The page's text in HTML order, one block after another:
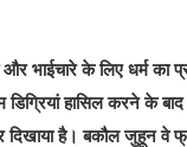
भाईचारे के लिए धर्म का
डिग्रियां हासिल करने के
दिखाया है। बकौल जुहून वे